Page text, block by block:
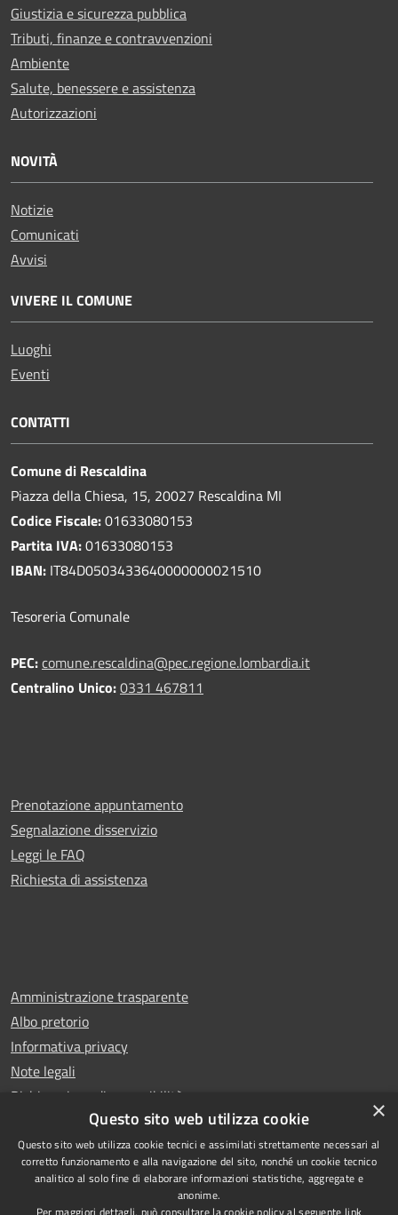
Giustizia e sicurezza pubblica
Tributi, finanze e contravvenzioni
Ambiente
Salute, benessere e assistenza
Autorizzazioni
NOVITÀ
Notizie
Comunicati
Avvisi
VIVERE IL COMUNE
Luoghi
Eventi
CONTATTI
Comune di Rescaldina
Piazza della Chiesa, 15, 20027 Rescaldina MI
Codice Fiscale:01633080153
Partita IVA:01633080153
IBAN: IT84D0503433640000000021510
Tesoreria Comunale
PEC:comune.rescaldina@pec.regione.lombardia.it
Centralino Unico:0331 467811
Prenotazione appuntamento
Segnalazione disservizio
Leggi le FAQ
Richiesta di assistenza
Amministrazione trasparente
Albo pretorio
Informativa privacy
Note legali
Dichiarazione di accessibilità
RSS
Accessibilità
Copyright © 2026 • Comune di
Rescaldina • Powered by
×
Questo sito web utilizza cookie
Questo sito web utilizza cookie tecnici e assimilati strettamente necessari al
corretto funzionamento e alla navigazione del sito, nonché un cookie tecnico
analitico al solo fine di elaborare informazioni statistiche, aggregate e
anonime.